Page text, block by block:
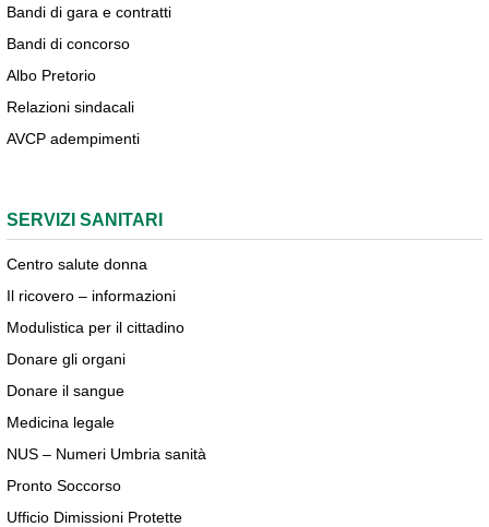
Bandi di gara e contratti
Bandi di concorso
Albo Pretorio
Relazioni sindacali
AVCP adempimenti
SERVIZI SANITARI
Centro salute donna
Il ricovero – informazioni
Modulistica per il cittadino
Donare gli organi
Donare il sangue
Medicina legale
NUS – Numeri Umbria sanità
Pronto Soccorso
Ufficio Dimissioni Protette